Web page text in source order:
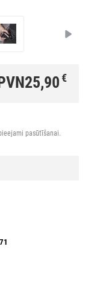
25,90€
pasūtīšanai.